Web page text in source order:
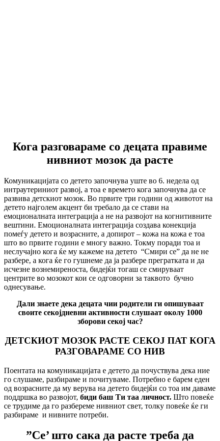
Кога разговараме со децата правиме
нивниот мозок да расте
Комуникацијата со детето започнува уште во 6. недела од
интраутериниот развој, а тоа е времето кога започнува да се
развива детскиот мозок. Во првите три години од животот на
детето најголем акцент би требало да се стави на
емоционалната интеграција а не на развојот на когнитивните
вештини. Емоционалната интеграција создава конекција
помеѓу детето и возрасните, а допирот – кожа на кожа е тоа
што во првите години е многу важно. Токму поради тоа и
неслучајно кога ќе му кажеме на детето “Смири се” да не не
разбере, а кога ќе го гушнеме да ја разбере прегратката и да
исчезне вознемиреноста, бидејќи тогаш се смируваат
центрите во мозокот кои се одговорни за таквото бучно
однесување.
Дали знаете дека децата чии родители ги опишуваат
своите секојдневни активности слушаат околу 1000
зборови секој час?
ДЕТСКИОТ МОЗОК РАСТЕ СЕКОЈ ПАТ КОГА
РАЗГОВАРАМЕ СО НИВ
Поентата на комуникацијата е детето да почуствува дека ние
го слушаме, разбираме и почитуваме. Потребно е барем еден
од возрасните да му верува на детето бидејќи со тоа им даваме
поддршка во развојот, биди баш Ти таа личност. Што повеќе
се трудиме да го разбереме нивниот свет, толку повеќе ќе ги
разбираме и нивните потреби.
”Се’ што сака да расте треба да